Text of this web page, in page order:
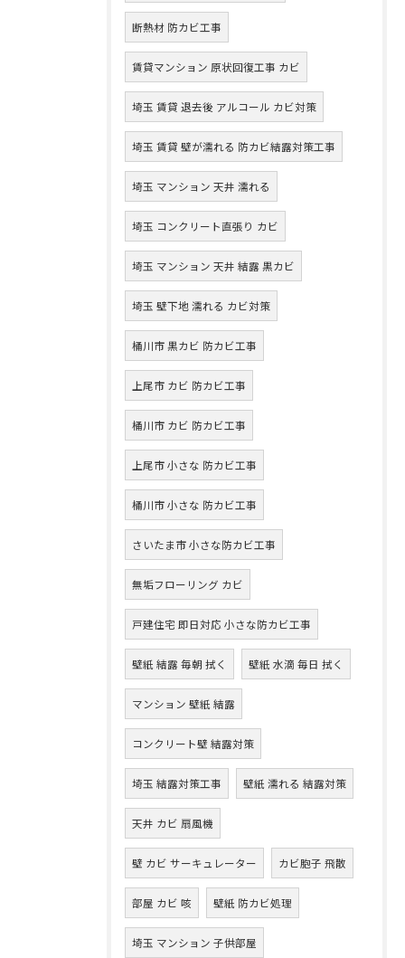
断熱材 防カビ工事
賃貸マンション 原状回復工事 カビ
埼玉 賃貸 退去後 アルコール カビ対策
埼玉 賃貸 壁が濡れる 防カビ結露対策工事
埼玉 マンション 天井 濡れる
埼玉 コンクリート直張り カビ
埼玉 マンション 天井 結露 黒カビ
埼玉 壁下地 濡れる カビ対策
桶川市 黒カビ 防カビ工事
上尾市 カビ 防カビ工事
桶川市 カビ 防カビ工事
上尾市 小さな 防カビ工事
桶川市 小さな 防カビ工事
さいたま市 小さな防カビ工事
無垢フローリング カビ
戸建住宅 即日対応 小さな防カビ工事
壁紙 結露 毎朝 拭く 壁紙 水滴 毎日 拭く
マンション 壁紙 結露
コンクリート壁 結露対策
埼玉 結露対策工事 壁紙 濡れる 結露対策
天井 カビ 扇風機
壁 カビ サーキュレーター カビ胞子 飛散
部屋 カビ 咳 壁紙 防カビ処理
埼玉 マンション 子供部屋